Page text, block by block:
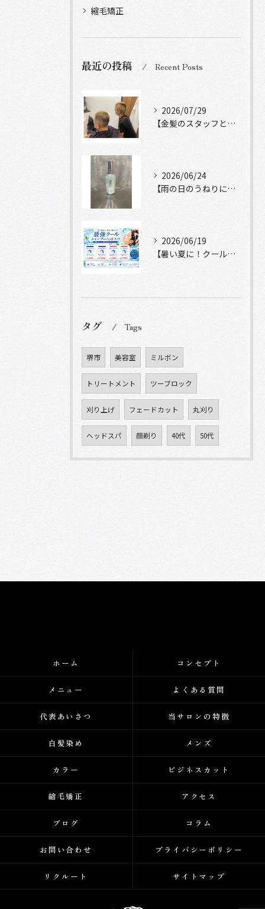
縮毛矯正
最近の投稿 Recent Posts
2026/07/29
【金髪のスタッフと常連様ショット】
2026/06/24
【雨の日のうねりにストレートロック】
2026/06/19
【暑い夏に！クールシャンプーヘッドスパ】
タグ Tags
堺市 美容室 ミルボン
トリートメント ツーブロック
刈り上げ フェードカット 丸刈り
ヘッドスパ 顔剃り 40代 50代
ホーム コンセプト
メニュー よくある質問
代表あいさつ 当サロンの特徴
白髪染め メンズ
カラー ビジネスカット
縮毛矯正 アクセス
ブログ コラム
お問い合わせ プライバシーポリシー
リクルート サイトマップ